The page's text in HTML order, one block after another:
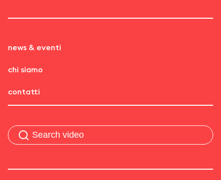
news & eventi
chi siamo
contatti